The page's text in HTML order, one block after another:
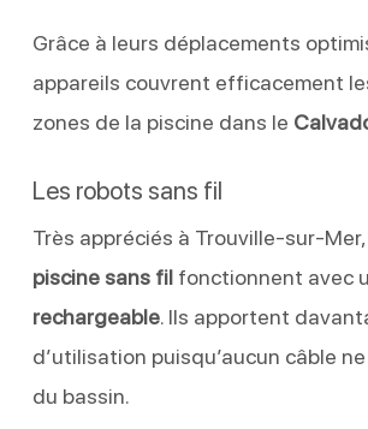
Grâce à leurs déplacements
appareils couvrent efficacement
zones de la piscine dans le
Les robots sans fil
Très appréciés à Trouville-sur-
piscine sans filfonctionnent avec
rechargeable. Ils apportent
d’utilisation puisqu’aucun câble
du bassin.